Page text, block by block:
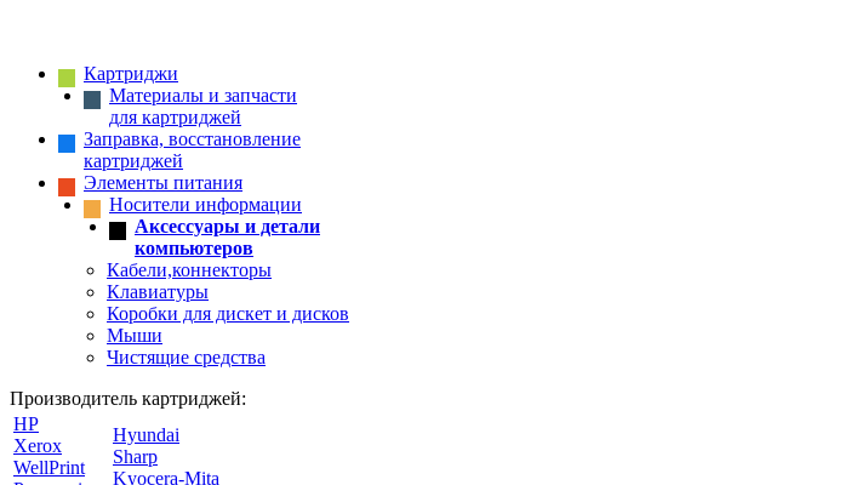
Картриджи
Материалы и запчасти
для картриджей
Заправка, восстановление
картриджей
Элементы питания
Носители информации
Аксессуары и детали
компьютеров
Кабели,коннекторы
Клавиатуры
Коробки для дискет и дисков
Мыши
Чистящие средства
Производитель картриджей:
HP
Xerox
WellPrint
Hyundai
Sharp
Kyocera-Mita